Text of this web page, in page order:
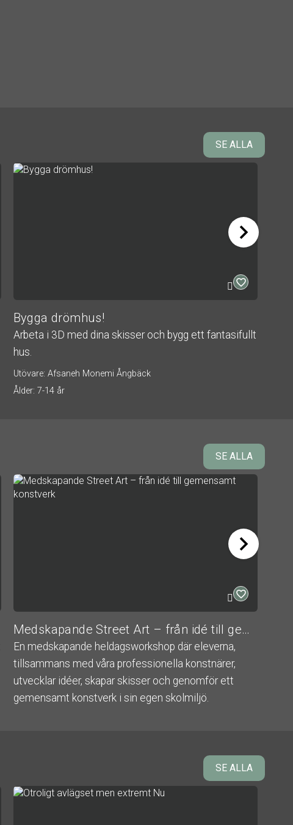
SE ALLA
Bygga drömhus!
Arbeta i 3D med dina skisser och bygg ett fantasifullt
hus.
Utövare: Afsaneh Monemi Ångbäck
Ålder: 7-14 år
SE ALLA
Medskapande Street Art – från idé till gemensamt konstverk
En medskapande heldagsworkshop där eleverna,
tillsammans med våra professionella konstnärer,
utvecklar idéer, skapar skisser och genomför ett
gemensamt konstverk i sin egen skolmiljö.
SE ALLA